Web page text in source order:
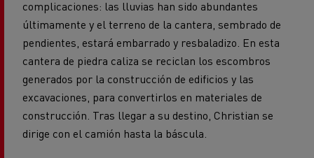
complicaciones: las lluvias han sido abundantes
últimamente y el terreno de la cantera, sembrado de
pendientes, estará embarrado y resbaladizo. En esta
cantera de piedra caliza se reciclan los escombros
generados por la construcción de edificios y las
excavaciones, para convertirlos en materiales de
construcción. Tras llegar a su destino, Christian se
dirige con el camión hasta la báscula.